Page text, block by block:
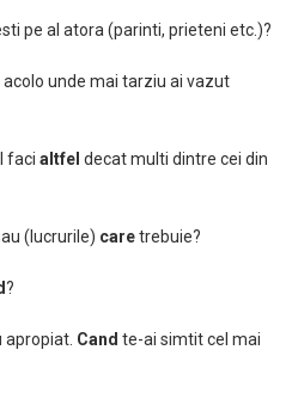
pe al atora (parinti, prieteni etc.)?
acolo unde mai tarziu ai vazut
faci altfel decat multi dintre cei din
(lucrurile) caretrebuie?
?
Cand te-ai simtit cel mai